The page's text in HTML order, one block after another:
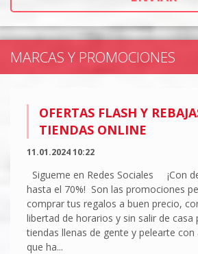
MARCAS Y PROMOCIONES
OFERTAS FLASH Y
TIENDAS ONLINE
11.01.2024 10:22
Sigueme en Redes Sociales ¡Con
hasta el 70%! Son las promociones
comprar tus regalos a buen precio,
libertad de horarios y sin salir de casa
tiendas llenas de gente y pelearte con
que ha...